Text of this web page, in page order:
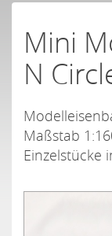
Mini
N
Maßstab
Einzelstücke